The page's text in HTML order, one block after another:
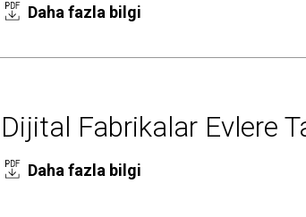
Daha fazla bilgi
Dijital Fabrikalar Evlere
Daha fazla bilgi